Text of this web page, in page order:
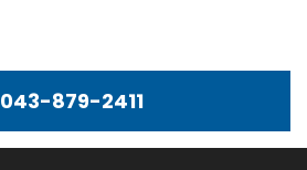
043-879-2411